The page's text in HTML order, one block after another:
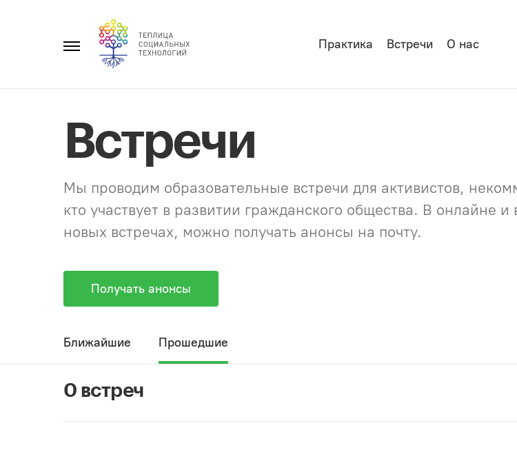
Главное
Практика Встречи О нас
Встречи
Мы проводим образовательные встречи для активистов,
кто участвует в развитии гражданского общества. В
новых встречах, можно получать анонсы на почту.
Получать анонсы
Ближайшие Прошедшие
0 встреч